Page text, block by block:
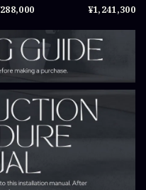
W2800×H2400（mm
WICSET040724
¥1,241,300